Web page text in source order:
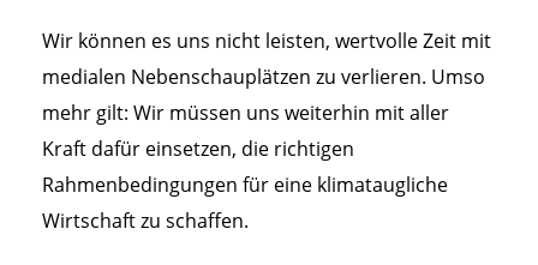
Wir können es uns nicht leisten, wertvolle Zeit mit
medialen Nebenschauplätzen zu verlieren. Umso
mehr gilt: Wir müssen uns weiterhin mit aller
Kraft dafür einsetzen, die richtigen
Rahmenbedingungen für eine klimataugliche
Wirtschaft zu schaffen.